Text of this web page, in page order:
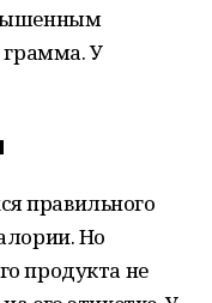
грамма. У
правильного
Но
продукта не